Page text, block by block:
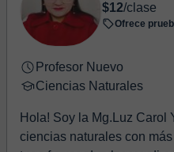
$12/clase
Ofrece
Profesor Nuevo
Ciencias Naturales
Hola! Soy la Mg.Luz Carol
ciencias naturales con